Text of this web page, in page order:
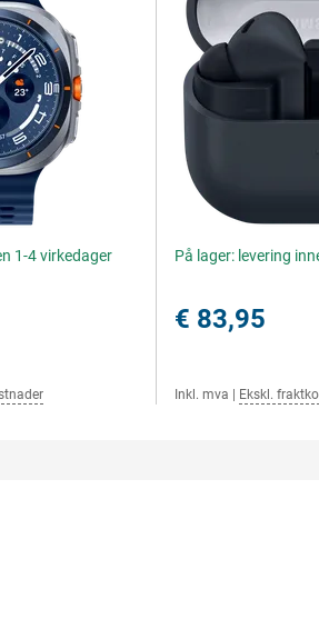
1-4 virkedager På lager: levering
€ 83,95
Inkl. mva Ekskl.